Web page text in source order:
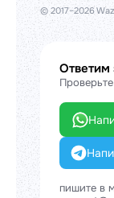
© 2017–2026
Ответим
пишите в